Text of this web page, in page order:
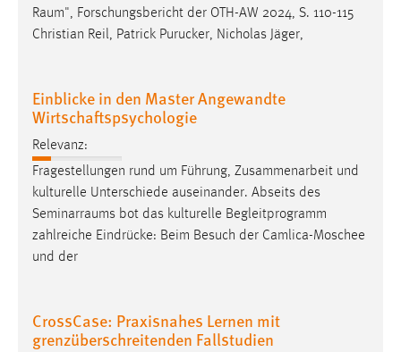
Raum", Forschungsbericht der OTH-AW 2024, S. 110-115
Christian Reil, Patrick Purucker, Nicholas Jäger,
Einblicke in den Master Angewandte
Wirtschaftspsychologie
Relevanz:
Fragestellungen rund um Führung, Zusammenarbeit und
kulturelle Unterschiede auseinander. Abseits des
Seminarraums bot das kulturelle Begleitprogramm
zahlreiche Eindrücke: Beim Besuch der Camlica-Moschee
und der
CrossCase: Praxisnahes Lernen mit
grenzüberschreitenden Fallstudien